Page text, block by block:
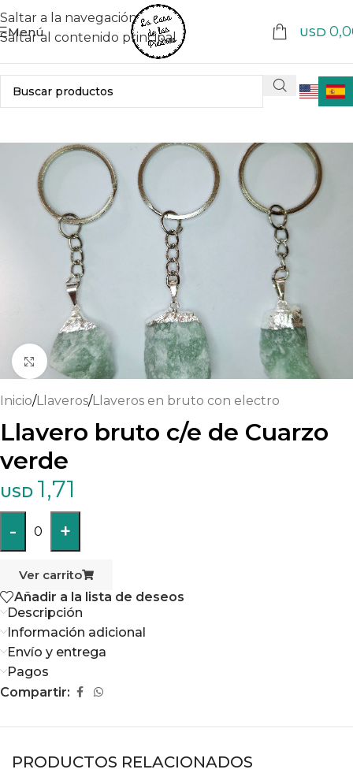
Saltar a la navegación
Saltar al contenido principal
Menú USD
Haga clic para ampliar
Inicio/Llaveros/Llaveros en bruto con electro
Llavero bruto c/e de Cuarzo
verde
USD 1,71
- 0 +
Ver carrito
Añadir a la lista de deseos
Descripción
Información adicional
Envío y entrega
Pagos
Compartir:
PRODUCTOS RELACIONADOS